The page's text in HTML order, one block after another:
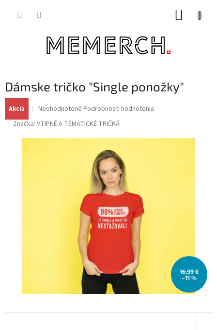
Dámske tričko "Single ponožky"
Akcia
Priemerné
produktu
je
Neohodnotené Podrobnosti hodnotenia
Značka: VTIPNÉ A TÉMATICKÉ TRIČKÁ
16,99 €
–11 %